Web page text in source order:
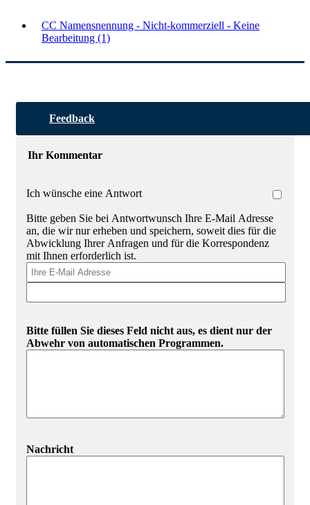
CC Namensnennung - Nicht-kommerziell - Keine
Bearbeitung (1)
Feedback
Ihr Kommentar
Ich wünsche eine Antwort
Bitte geben Sie bei Antwortwunsch Ihre E-Mail Adresse
an, die wir nur erheben und speichern, soweit dies für die
Abwicklung Ihrer Anfragen und für die Korrespondenz
mit Ihnen erforderlich ist.
Bitte füllen Sie dieses Feld nicht aus, es dient nur der
Abwehr von automatischen Programmen.
Nachricht